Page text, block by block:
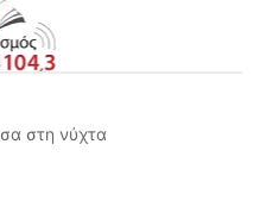
στη νύχτα